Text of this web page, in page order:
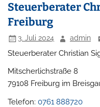
Steuerberater
Freiburg
3. Juli 2024 admin
Steuerberater Christian
Mitscherlichstraße 8
79108 Freiburg im
Telefon:0761 888720